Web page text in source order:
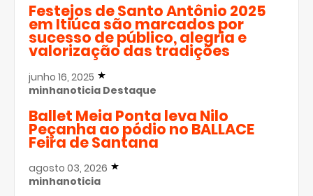
Festejos de Santo Antônio 2025
em Itiúca são marcados por
sucesso de público, alegria e
valorização das tradições
junho 16, 2025
minhanoticia Destaque
Ballet Meia Ponta leva Nilo
Peçanha ao pódio no BALLACE
Feira de Santana
agosto 03, 2026
minhanoticia